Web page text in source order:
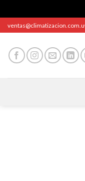
Saltar
al
contenido